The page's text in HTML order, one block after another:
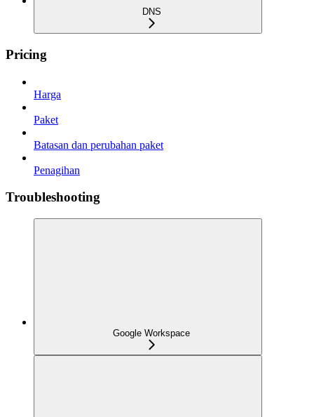
DNS
Pricing
Harga
Paket
Batasan dan perubahan paket
Penagihan
Troubleshooting
Google Workspace